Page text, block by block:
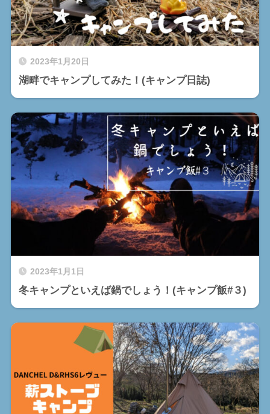
2023年1月20日
湖畔でキャンプしてみた！(キャンプ日誌)
2023年1月1日
冬キャンプといえば鍋でしょう！(キャンプ飯#３)